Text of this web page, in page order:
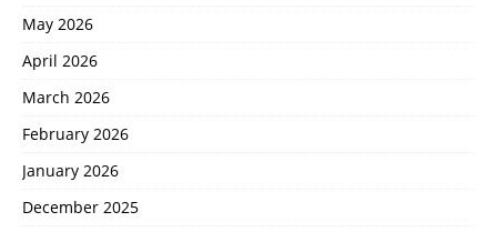
May 2026
April 2026
March 2026
February 2026
January 2026
December 2025